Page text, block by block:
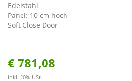
Edelstahl
Panel: 10 cm hoch
Soft Close Door
€ 781,08
inkl. 20% USt.